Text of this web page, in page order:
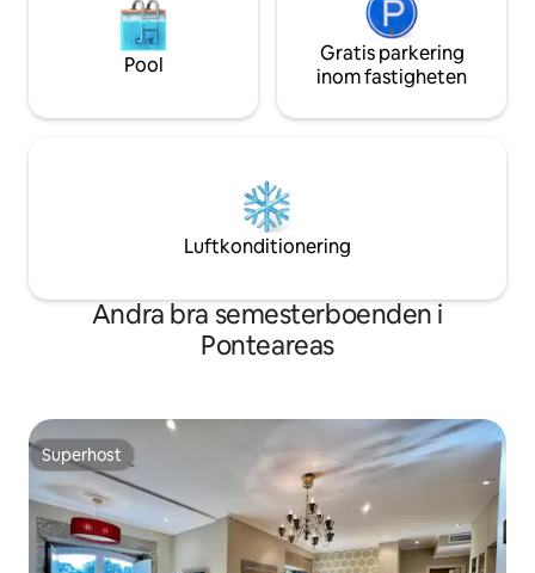
Pool
Gratis parkering
inom fastigheten
Luftkonditionering
Andra bra semesterboenden i
Ponteareas
Superhost
Superhost